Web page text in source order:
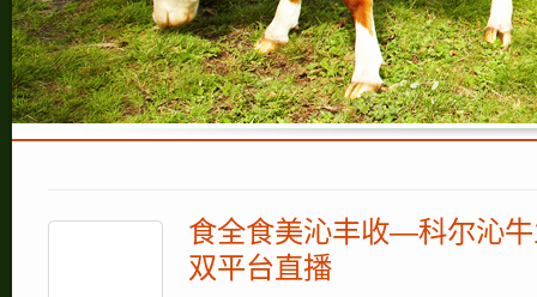
食全食美沁丰收—科尔沁牛
双平台直播